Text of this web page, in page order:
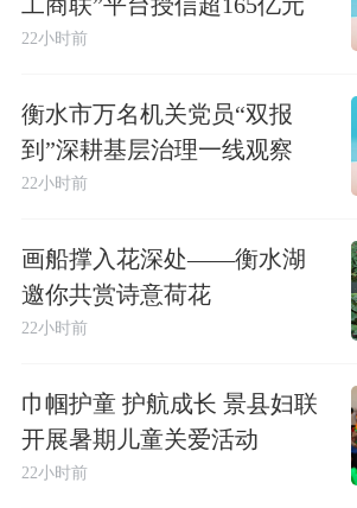
22小时前
衡水市万名机关党员“双报
到”深耕基层治理一线观察
22小时前
画船撑入花深处——衡水湖
邀你共赏诗意荷花
22小时前
巾帼护童 护航成长 景县妇联
开展暑期儿童关爱活动
22小时前